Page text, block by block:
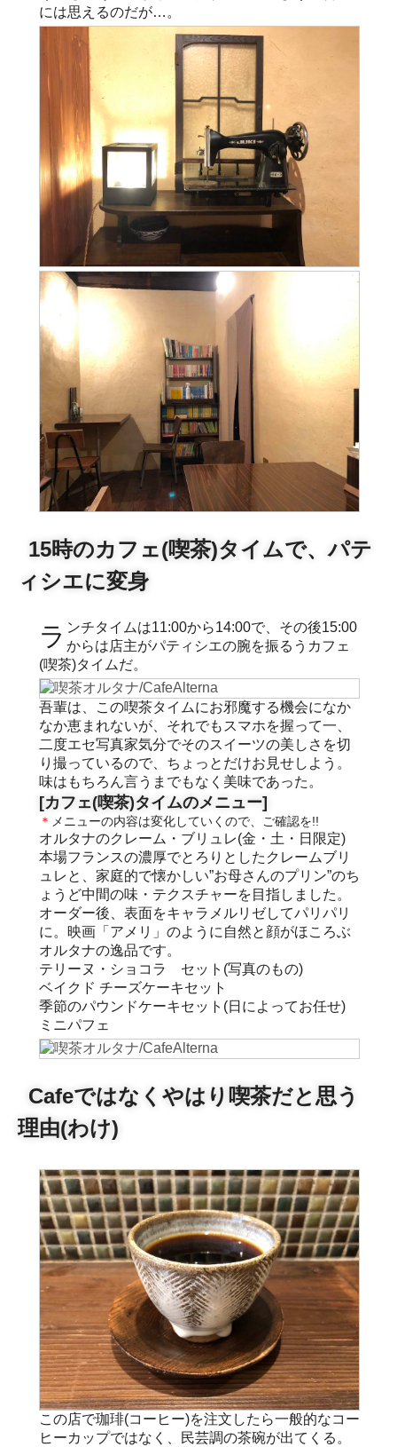
には思えるのだが…。
15時のカフェ(喫茶)タイムで、パテ
ィシエに変身
ランチタイムは11:00から14:00で、その後15:00 からは店主がパティシエの腕を振るうカフェ
(喫茶)タイムだ。
吾輩は、この喫茶タイムにお邪魔する機会になか
なか恵まれないが、それでもスマホを握って一、
二度エセ写真家気分でそのスイーツの美しさを切
り撮っているので、ちょっとだけお見せしよう。
味はもちろん言うまでもなく美味であった。
[カフェ(喫茶)タイムのメニュー]
＊ メニューの内容は変化していくので、ご確認を!!
オルタナのクレーム・ブリュレ(金・土・日限定)
本場フランスの濃厚でとろりとしたクレームブリ
ュレと、家庭的で懐かしい”お母さんのプリン”のち
ょうど中間の味・テクスチャーを目指しました。
オーダー後、表面をキャラメルリゼしてパリパリ
に。映画「アメリ」のように自然と顔がほころぶ
オルタナの逸品です。
テリーヌ・ショコラ セット(写真のもの)
ベイクド チーズケーキセット
季節のパウンドケーキセット(日によってお任せ)
ミニパフェ
Cafeではなくやはり喫茶だと思う
理由(わけ)
この店で珈琲(コーヒー)を注文したら一般的なコー
ヒーカップではなく、民芸調の茶碗が出てくる。